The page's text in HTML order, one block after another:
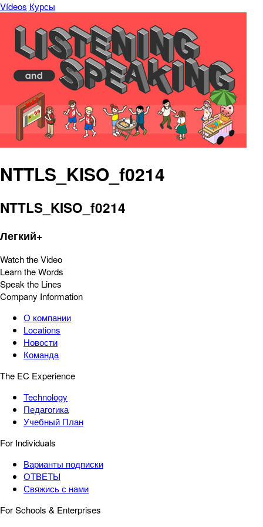
Vídeos Курсы
NTTLS_KISO_f0214
NTTLS_KISO_f0214
Легкий+
Watch the Video
Learn the Words
Speak the Lines
Company Information
О компании
Locations
Новости
Команда
The EC Experience
Technology
Педагогика
Учебный План
For Individuals
Варианты подписки
ОТВЕТЫ
Свяжись с нами
For Schools & Enterprises